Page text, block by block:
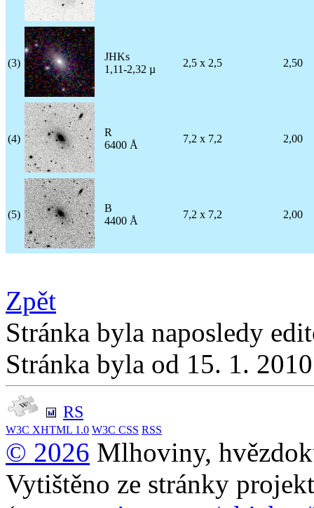
(3)
JHKs
1,11-2,32 µ
2,5 x 2,5 2,50
(4)
R
6400 Å
7,2 x 7,2 2,00
(5)
B
4400 Å
7,2 x 7,2 2,00
Zpět
Stránka byla naposledy
Stránka byla od 15. 1.
RS
W3C XHTML 1.0 W3C CSS RSS
© 2026 Mlhoviny,
Vytištěno ze stránky